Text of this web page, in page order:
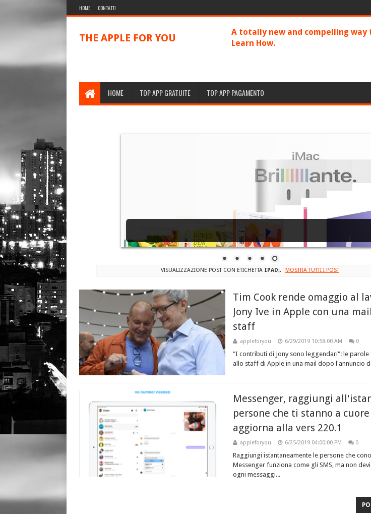
HOME CONTATTI
THE APPLE FOR YOU
A totally new and compelling
Learn How.
HOME TOP APP GRATUITE TOP APP PAGAMENTO
Apple lancia il nuovo Mini con chip M4, il Mac più piccolo di sempre:
costa meno di un iPhone
VISUALIZZAZIONE POST CON ETICHETTA IPAD;. MOSTRA TUTTI I POST
Tim Cook rende omaggio al
Jony Ive in Apple con una
staff
appleforyou 6/29/2019 10:58:00 AM 0
"I contributi di Jony sono leggendari": le parole
allo staff di Apple in una mail dopo l'annuncio
Messenger, raggiungi
persone che ti stanno a cuore
aggiorna alla vers 220.1
appleforyou 6/25/2019 04:00:00 PM 0
Raggiungi istantaneamente le persone che
Messenger funziona come gli SMS, ma non
ogni messaggi...